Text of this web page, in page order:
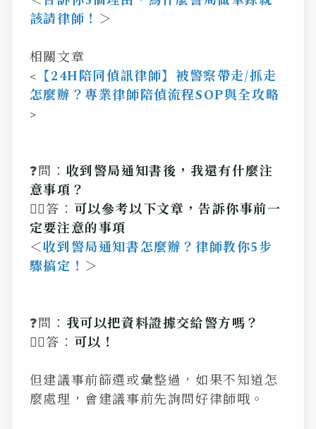
該請律師！ ＞
相關文章
< 【24H陪同偵訊律師】被警察帶走/抓走
怎麼辦？專業律師陪偵流程SOP與全攻略
>
❓問： 收到警局通知書後，我還有什麼注
意事項？
💁‍♂️答： 可以參考以下文章，告訴你事前一
定要注意的事項
＜收到警局通知書怎麼辦？律師教你5步
驟搞定！ ＞
❓問： 我可以把資料證據交給警方嗎？
💁‍♂️答： 可以！
但建議事前篩選或彙整過，如果不知道怎
麼處理，會建議事前先詢問好律師哦。